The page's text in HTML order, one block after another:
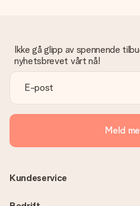
Ikke gå glipp av spennende
nyhetsbrevet vårt nå!
Meld
Kundeservice